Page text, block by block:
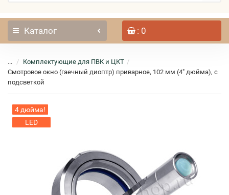
Каталог : 0
...
Комплектующие для ПВК и ЦКТ
Смотровое окно (гаечный диоптр) приварное, 102 мм (4" дюйма), с
подсветкой
4 дюйма!
LED